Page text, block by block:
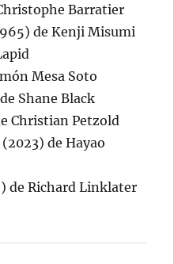
Barratier
de Kenji Misumi
Mesa Soto
Shane Black
Christian Petzold
(2023) de Hayao
de Richard Linklater